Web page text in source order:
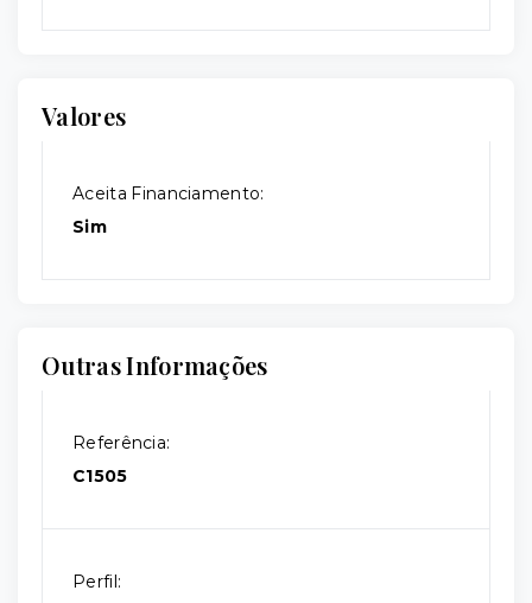
Valores
Aceita Financiamento:
Sim
Outras Informações
Referência:
C1505
Perfil: